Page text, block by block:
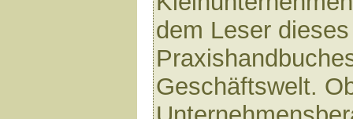
dem Leser
Geschäftswelt.